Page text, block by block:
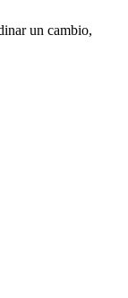
un cambio,